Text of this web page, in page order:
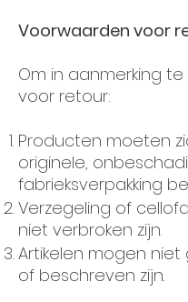
Voorwaarden voor
Om in aanmerking te
voor retour:
Producten moeten
originele,
fabrieksverpakking
Verzegeling of
niet verbroken zijn.
Artikelen mogen
of beschreven zijn.